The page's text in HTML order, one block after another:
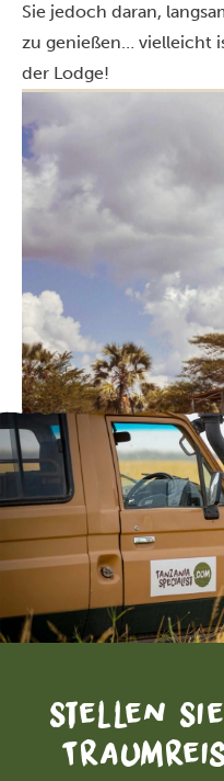
Sie jedoch daran,
zu genießen… vielleicht
der Lodge!
Stellen